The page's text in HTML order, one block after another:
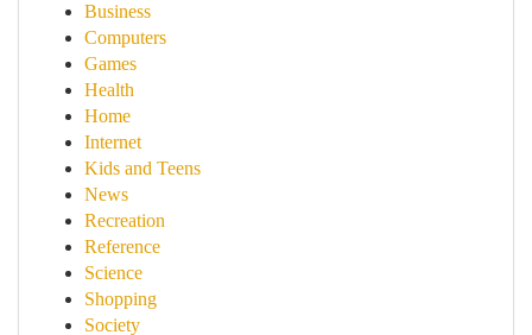
Business
Computers
Games
Health
Home
Internet
Kids and Teens
News
Recreation
Reference
Science
Shopping
Society